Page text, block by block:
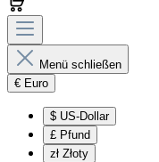
Menü schließen
€ Euro
$ US-Dollar
£ Pfund
zł Złoty